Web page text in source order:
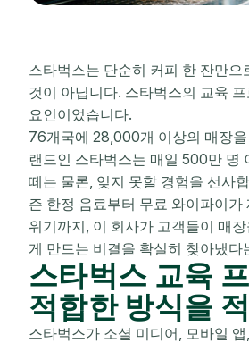
스타벅스는 단순히 커피 한 잔만으
것이 아닙니다. 스타벅스의 교육
요인이었습니다.
76개국에 28,000개 이상의 매장을
랜드인 스타벅스는 매일 500만 명
떼는 물론, 잊지 못할 경험을 선사
즌 한정 음료부터 무료 와이파이가
위기까지, 이 회사가 고객들이 매
게 만드는 비결을 확실히 찾아냈다
스타벅스 교육
적합한 방식을
스타벅스가 소셜 미디어, 모바일